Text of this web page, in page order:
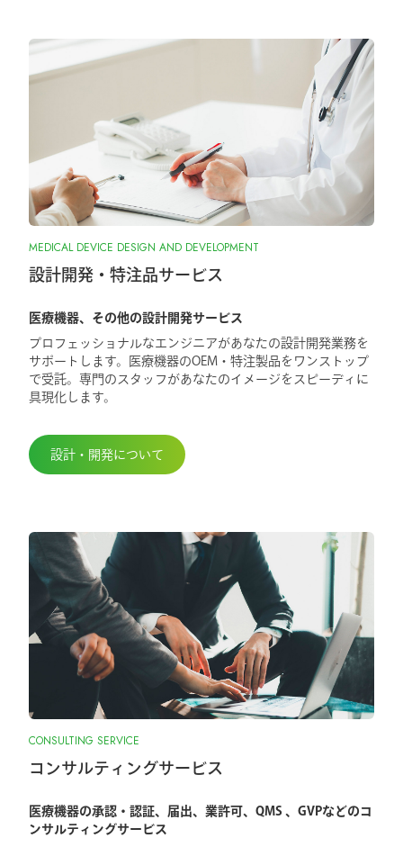
MEDICAL DEVICE DESIGN AND DEVELOPMENT
設計開発・特注品サービス
医療機器、その他の設計開発サービス
プロフェッショナルなエンジニアがあなたの設計開発業務を
サポートします。医療機器のOEM・特注製品をワンストップ
で受託。専門のスタッフがあなたのイメージをスピーディに
具現化します。
設計・開発について
CONSULTING SERVICE
コンサルティングサービス
医療機器の承認・認証、届出、業許可、QMS 、GVPなどのコ
ンサルティングサービス